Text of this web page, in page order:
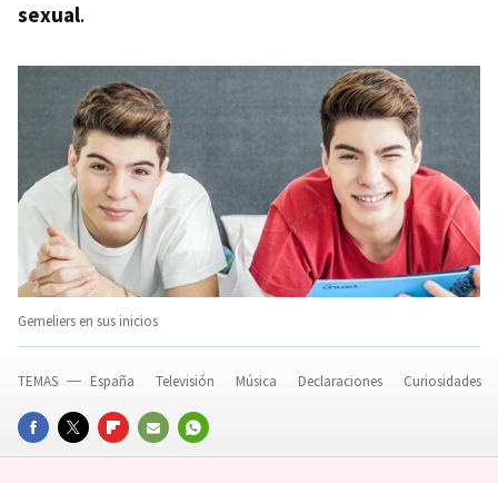
sexual.
Gemeliers en sus inicios
FACEBOOKTWITTERFLIPBOARD
E-
WHATSAPP
TEMAS España Televisión Música Declaraciones Curiosidades